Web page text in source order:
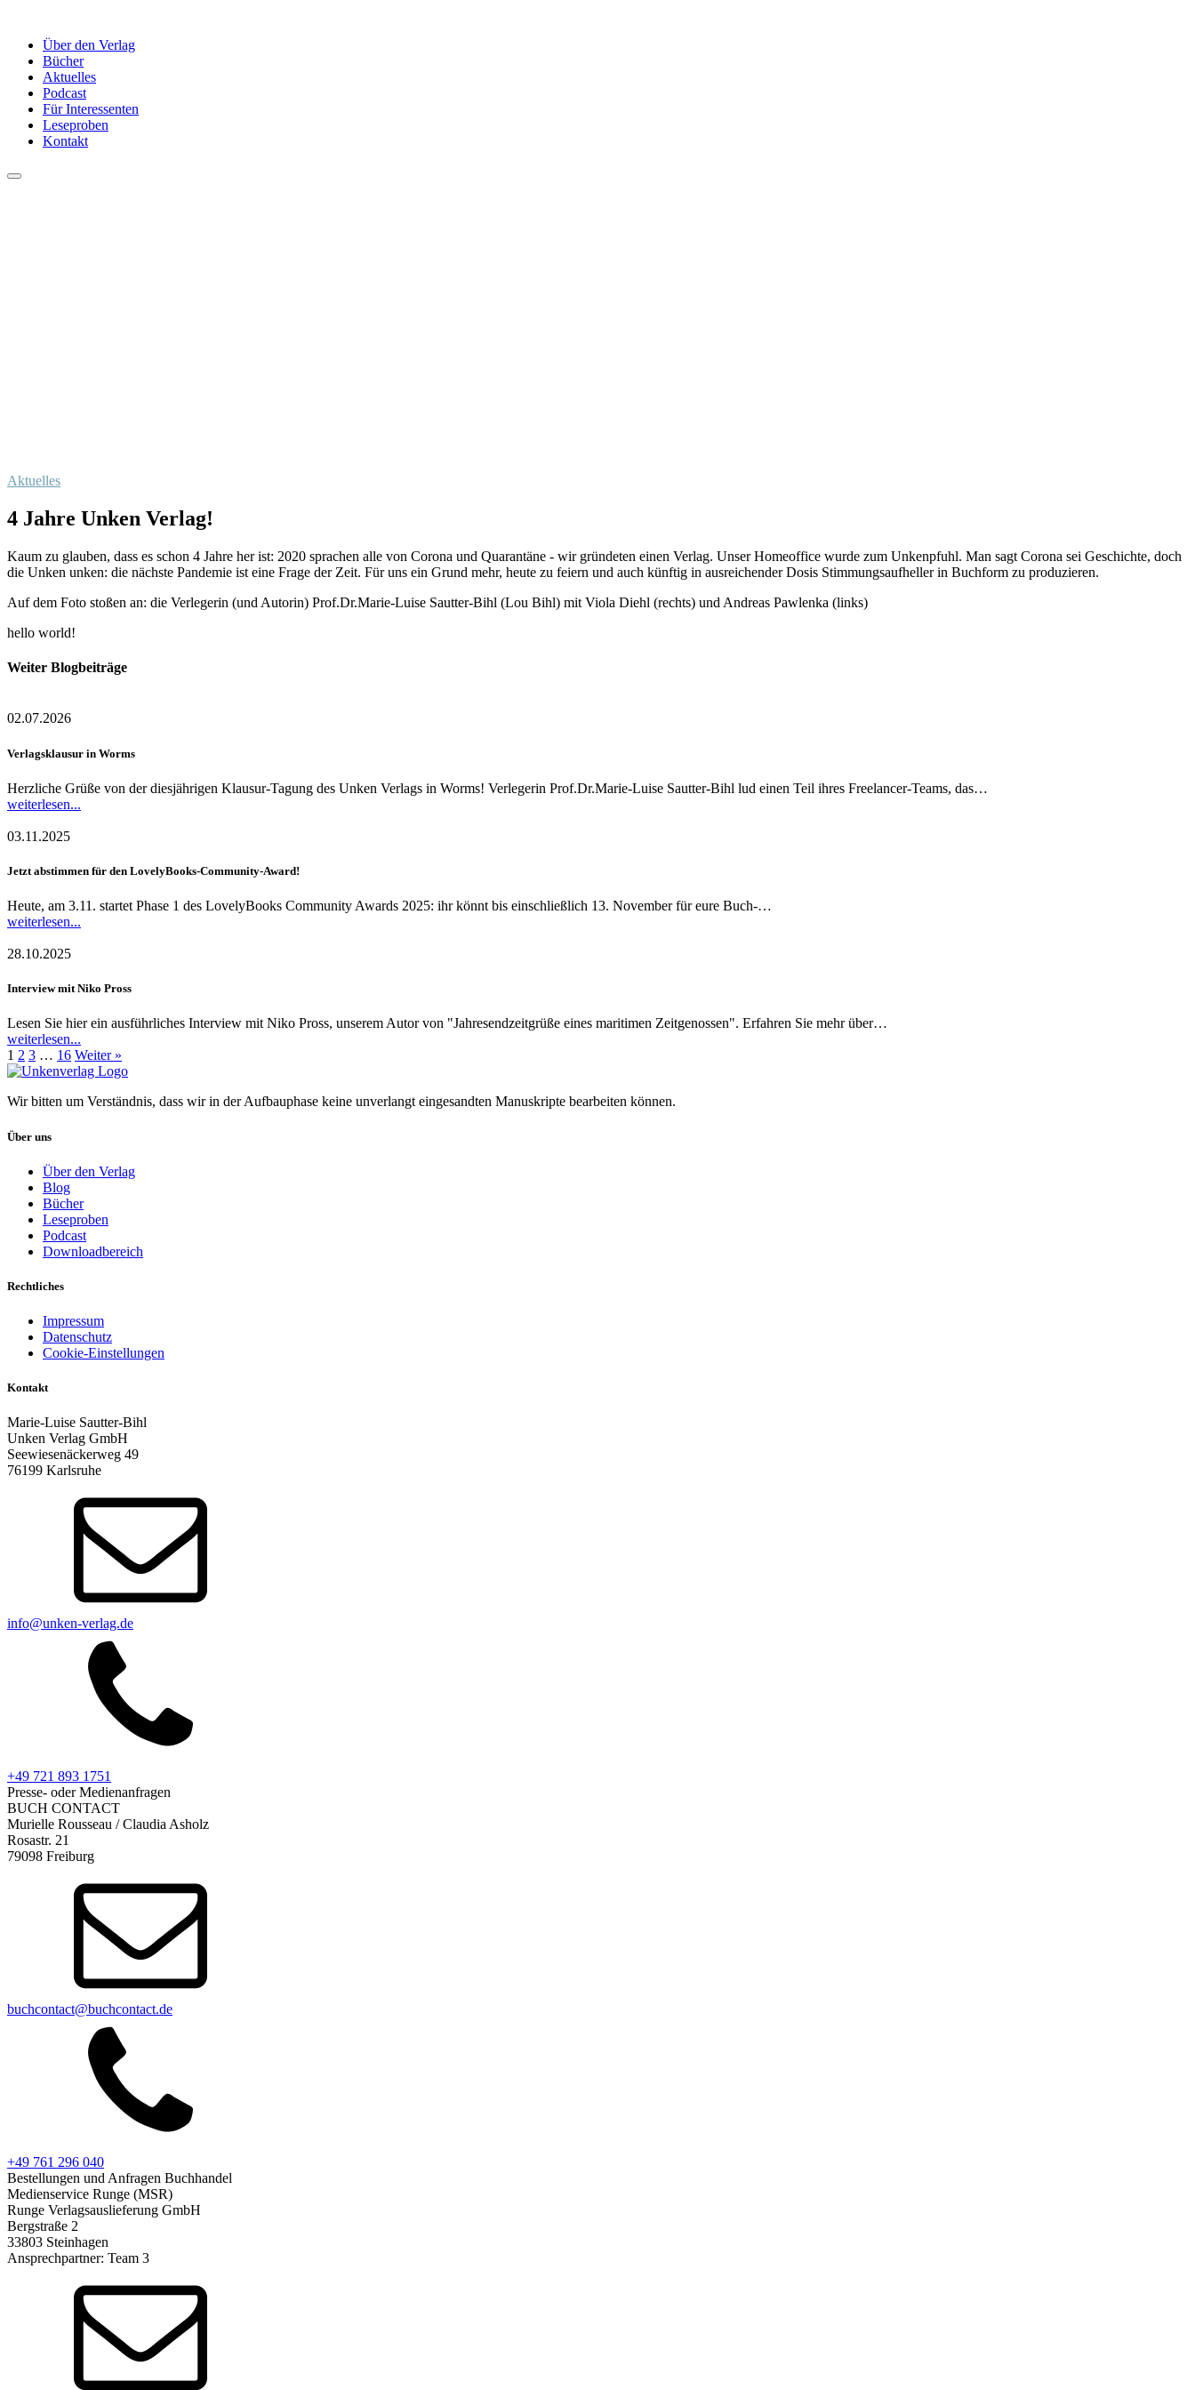
Über den Verlag
Bücher
Aktuelles
Podcast
Für Interessenten
Leseproben
Kontakt
Aktuelles
4 Jahre Unken Verlag!
Kaum zu glauben, dass es schon 4 Jahre her ist: 2020 sprachen alle von Corona und Quarantäne - wir gründeten einen Verlag. Unser Homeoffice wurde zum Unkenpfuhl. Man sagt Corona sei Geschichte, doch
die Unken unken: die nächste Pandemie ist eine Frage der Zeit. Für uns ein Grund mehr, heute zu feiern und auch künftig in ausreichender Dosis Stimmungsaufheller in Buchform zu produzieren.
Auf dem Foto stoßen an: die Verlegerin (und Autorin) Prof.Dr.Marie-Luise Sautter-Bihl (Lou Bihl) mit Viola Diehl (rechts) und Andreas Pawlenka (links)
hello world!
Weiter Blogbeiträge
02.07.2026
Verlagsklausur in Worms
Herzliche Grüße von der diesjährigen Klausur-Tagung des Unken Verlags in Worms! Verlegerin Prof.Dr.Marie-Luise Sautter-Bihl lud einen Teil ihres Freelancer-Teams, das…
weiterlesen...
03.11.2025
Jetzt abstimmen für den LovelyBooks-Community-Award!
Heute, am 3.11. startet Phase 1 des LovelyBooks Community Awards 2025: ihr könnt bis einschließlich 13. November für eure Buch-…
weiterlesen...
28.10.2025
Interview mit Niko Pross
Lesen Sie hier ein ausführliches Interview mit Niko Pross, unserem Autor von "Jahresendzeitgrüße eines maritimen Zeitgenossen". Erfahren Sie mehr über…
weiterlesen...
1 2 3 … 16 Weiter »
Wir bitten um Verständnis, dass wir in der Aufbauphase keine unverlangt eingesandten Manuskripte bearbeiten können.
Über uns
Über den Verlag
Blog
Bücher
Leseproben
Podcast
Downloadbereich
Rechtliches
Impressum
Datenschutz
Cookie-Einstellungen
Kontakt
Marie-Luise Sautter-Bihl
Unken Verlag GmbH
Seewiesenäckerweg 49
76199 Karlsruhe
info@unken-verlag.de
+49 721 893 1751
Presse- oder Medienanfragen
BUCH CONTACT
Murielle Rousseau / Claudia Asholz
Rosastr. 21
79098 Freiburg
buchcontact@buchcontact.de
+49 761 296 040
Bestellungen und Anfragen Buchhandel
Medienservice Runge (MSR)
Runge Verlagsauslieferung GmbH
Bergstraße 2
33803 Steinhagen
Ansprechpartner: Team 3